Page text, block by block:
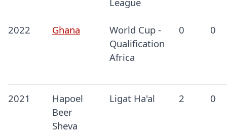
2022 Ghana
World Cup -
Qualification
Africa
0 0
2021
Hapoel
Beer
Sheva
Ligat Ha'al 2 0